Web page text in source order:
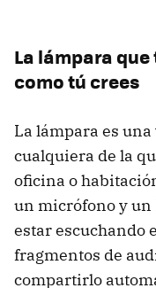
La lámpara
como tú crees
La lámpara es
cualquiera de la
oficina o
un micrófono y un
estar escuchando
fragmentos de
compartirlo